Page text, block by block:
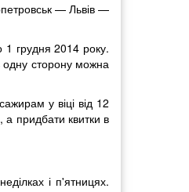
— Львів —
1 грудня 2014 року.
одну сторону можна
у віці від 12
а придбати квитки в
і п'ятницях.